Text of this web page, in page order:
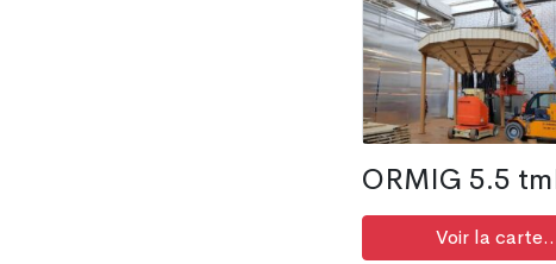
ORMIG 5.5
Voir la